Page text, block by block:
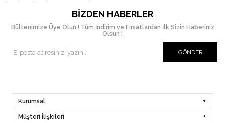
BIZDEN HABERLER
Bültenimize Üye Olun ! Tüm İndirim ve Fırsatlardan İlk Sizin Haberiniz
Olsun !
GÖNDER
Kurumsal
Müşteri İlişkileri